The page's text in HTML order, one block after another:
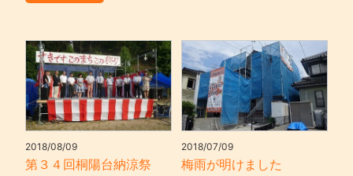
2018/08/09
第３４回桐陽台納涼祭
2018/07/09
梅雨が明けました